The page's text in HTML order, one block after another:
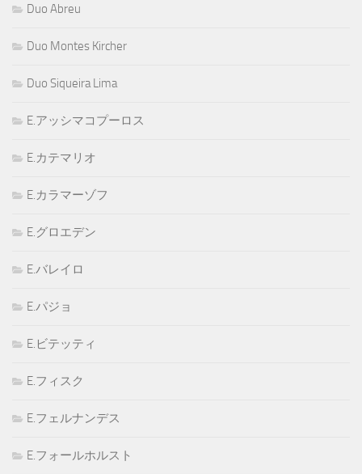
Duo Abreu
Duo Montes Kircher
Duo Siqueira Lima
E.アッシマコプーロス
E.カテマリオ
E.カラマーゾフ
E.グロエデン
E.バレイロ
E.パジョ
E.ビテッティ
E.フィスク
E.フェルナンデス
E.フォールホルスト